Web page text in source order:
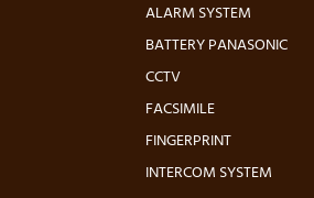
ALARM SYSTEM
BATTERY PANASONIC
CCTV
FACSIMILE
FINGERPRINT
INTERCOM SYSTEM